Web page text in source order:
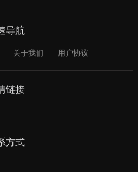
导航
关于我们 用户协议
链接
方式